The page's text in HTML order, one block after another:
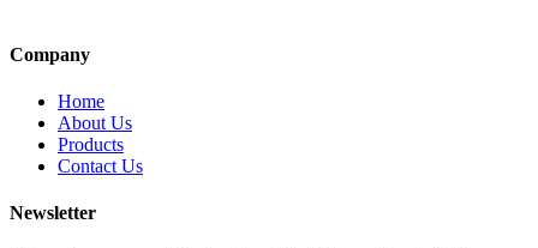
Company
Home
About Us
Products
Contact Us
Newsletter